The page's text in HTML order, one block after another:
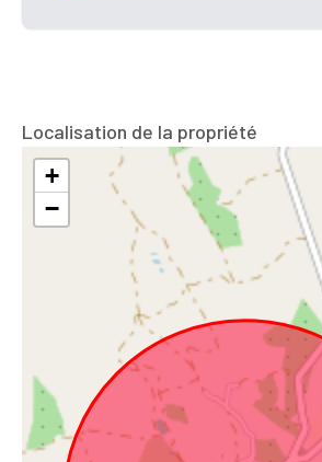
Localisation de la propriété
+
−